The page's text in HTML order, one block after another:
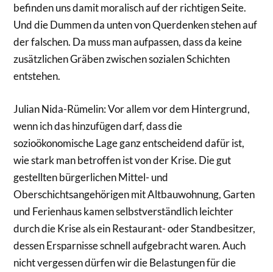
befinden uns damit moralisch auf der richtigen Seite.
Und die Dummen da unten von Querdenken stehen auf
der falschen. Da muss man aufpassen, dass da keine
zusätzlichen Gräben zwischen sozialen Schichten
entstehen.
Julian Nida-Rümelin: Vor allem vor dem Hintergrund,
wenn ich das hinzufügen darf, dass die
sozioökonomische Lage ganz entscheidend dafür ist,
wie stark man betroffen ist von der Krise. Die gut
gestellten bürgerlichen Mittel- und
Oberschichtsangehörigen mit Altbauwohnung, Garten
und Ferienhaus kamen selbstverständlich leichter
durch die Krise als ein Restaurant- oder Standbesitzer,
dessen Ersparnisse schnell aufgebracht waren. Auch
nicht vergessen dürfen wir die Belastungen für die